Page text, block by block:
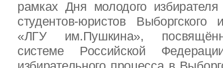
рамках Дня молодого
студентов-юристов Выборгского
«ЛГУ им.Пушкина»,
системе Российской